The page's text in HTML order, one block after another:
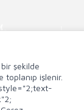
şekilde
işlenir.